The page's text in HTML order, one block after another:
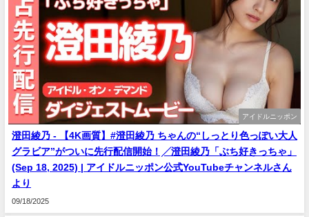
アイドルニッポン
澄田綾乃 - 【4K画質】#澄田綾乃 ちゃんの“しっとり色っぽい大人
グラビア”がついに先行配信開始！╱澄田綾乃「ぶち好きっちゃ」
(Sep 18, 2025) | アイドルニッポン公式YouTubeチャンネルさん
より
09/18/2025